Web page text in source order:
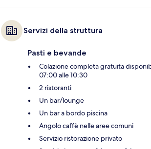
Servizi della struttura
Pasti e bevande
Colazione completa gratuita
07:00 alle 10:30
2 ristoranti
Un bar/lounge
Un bar a bordo piscina
Angolo caffè nelle aree comuni
Servizio ristorazione privato